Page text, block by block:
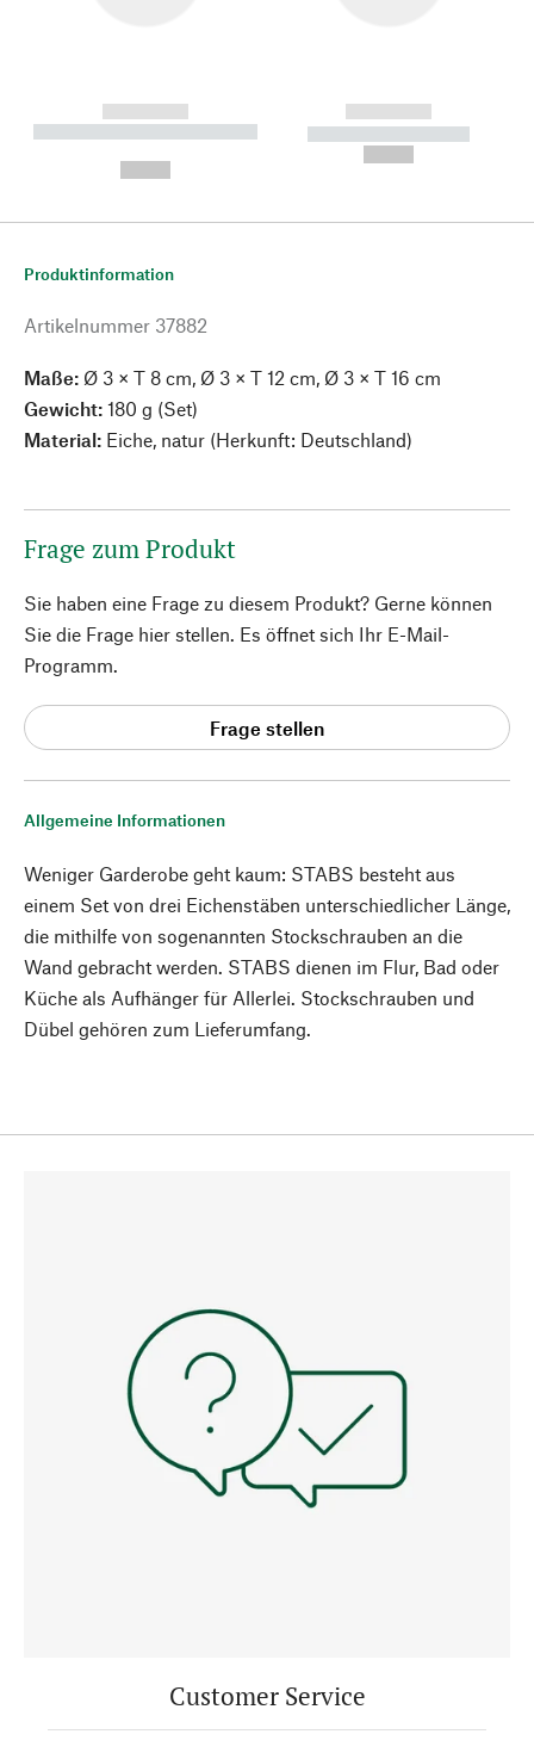
------------
----------- ----------- --------
------------
----------- -----------
Allgemeine Informationen
Weniger Garderobe geht kaum: STABS besteht aus
einem Set von drei Eichenstäben unterschiedlicher Länge,
die mithilfe von sogenannten Stockschrauben an die
Wand gebracht werden. STABS dienen im Flur, Bad oder
Küche als Aufhänger für Allerlei. Stockschrauben und
Dübel gehören zum Lieferumfang.
Produktinformation
Artikelnummer 37882
Maße: Ø 3 × T 8 cm, Ø 3 × T 12 cm, Ø 3 × T 16 cm
Gewicht: 180 g (Set)
Material: Eiche, natur (Herkunft: Deutschland)
Frage zum Produkt
Sie haben eine Frage zu diesem Produkt? Gerne können
Sie die Frage hier stellen. Es öffnet sich Ihr E-Mail-
Programm.
Frage stellen
Customer Service